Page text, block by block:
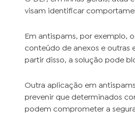
visam identificar
Em antispams, por exemplo,
conteúdo de anexos e outras
partir disso, a solução pode
Outra aplicação em
prevenir que determinados
podem comprometer a